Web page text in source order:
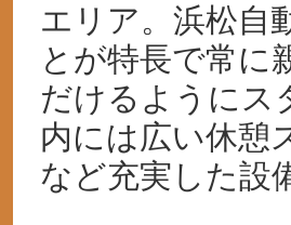
エリア。浜松自
とが特長で常に
だけるようにス
内には広い休憩
など充実した設